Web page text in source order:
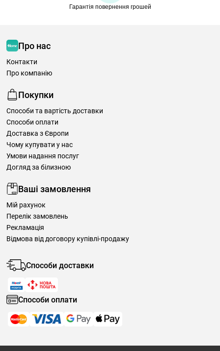
Гарантія повернення грошей
Про нас
Контакти
Про компанію
Покупки
Способи та вартість доставки
Способи оплати
Доставка з Європи
Чому купувати у нас
Умови надання послуг
Догляд за білизною
Ваші замовлення
Мій рахунок
Перелік замовлень
Рекламація
Відмова від договору купівлі-продажу
Способи доставки
Способи оплати